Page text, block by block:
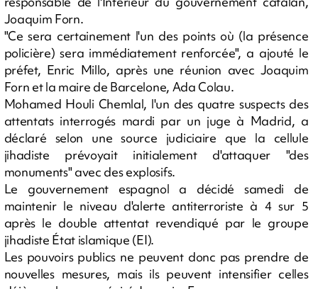
Joaquim Forn.
"Ce sera certainement l'un des points où (la présence
policière) sera immédiatement renforcée", a ajouté le
préfet, Enric Millo, après une réunion avec Joaquim
Forn et la maire de Barcelone, Ada Colau.
Mohamed Houli Chemlal, l'un des quatre suspects des
attentats interrogés mardi par un juge à Madrid, a
déclaré selon une source judiciaire que la cellule
jihadiste prévoyait initialement d'attaquer "des
monuments" avec des explosifs.
Le gouvernement espagnol a décidé samedi de
maintenir le niveau d'alerte antiterroriste à 4 sur 5
après le double attentat revendiqué par le groupe
jihadiste État islamique (EI).
Les pouvoirs publics ne peuvent donc pas prendre de
nouvelles mesures, mais ils peuvent intensifier celles